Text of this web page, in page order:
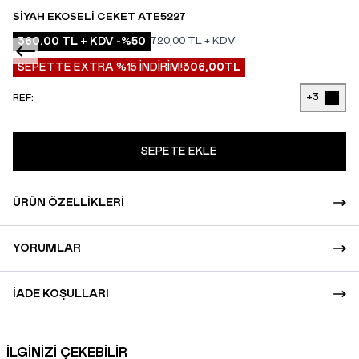
SIYAH EKOSELI CEKET ATE5227
360,00 TL + KDV -%50 720,00TL + KDV
SEPETTE EXTRA %15 İNDİRİM!306,00TL
REF: +3
SEPETE EKLE
ÜRÜN ÖZELLIKLERI
YORUMLAR
İADE KOŞULLARI
İLGİNİZİ ÇEKEBİLİR